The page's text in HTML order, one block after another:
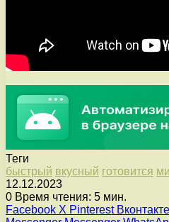
Теги
быстрый вкусный готовится
12.12.2023
0 Время чтения: 5 мин.
Facebook X Pinterest Вконтакте